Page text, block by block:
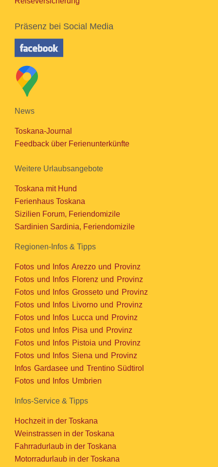
Präsenz bei Social Media
News
Toskana-Journal
Feedback über Ferienunterkünfte
Weitere Urlaubsangebote
Toskana mit Hund
Ferienhaus Toskana
Sizilien Forum, Feriendomizile
Sardinien Sardinia, Feriendomizile
Regionen-Infos & Tipps
Fotos und Infos Arezzo und Provinz
Fotos und Infos Florenz und Provinz
Fotos und Infos Grosseto und Provinz
Fotos und Infos Livorno und Provinz
Fotos und Infos Lucca und Provinz
Fotos und Infos Pisa und Provinz
Fotos und Infos Pistoia und Provinz
Fotos und Infos Siena und Provinz
Infos Gardasee und Trentino Südtirol
Fotos und Infos Umbrien
Infos-Service & Tipps
Hochzeit in der Toskana
Weinstrassen in der Toskana
Fahrradurlaub in der Toskana
Motorradurlaub in der Toskana